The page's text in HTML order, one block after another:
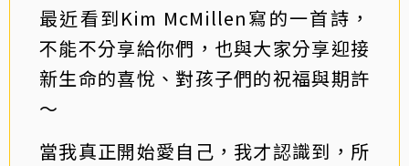
最近看到Kim McMillen寫的一首詩，
不能不分享給你們，也與大家分享迎接
新生命的喜悅、對孩子們的祝福與期許
～
當我真正開始愛自己，我才認識到，所